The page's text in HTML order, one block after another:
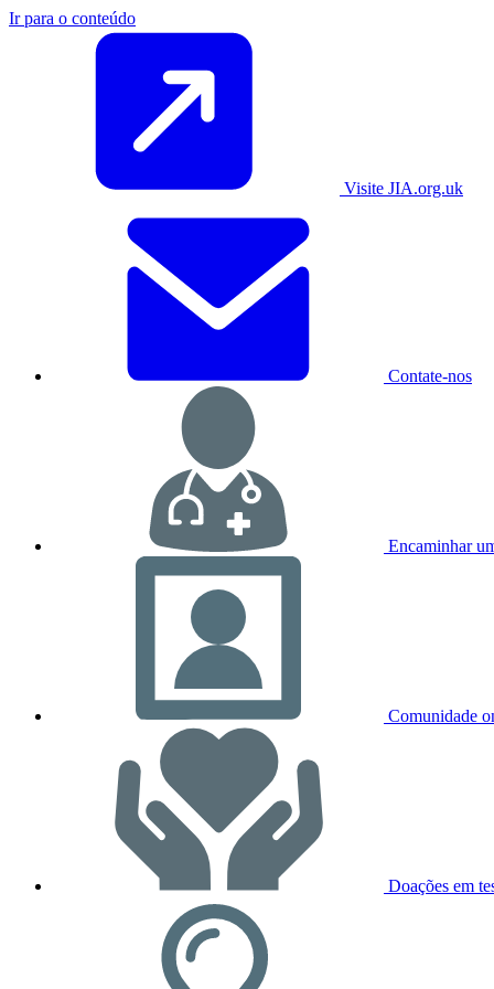
Ir para o conteúdo
Visite JIA.org.uk
Contate-nos
Encaminhar
Comunidade
Doações em